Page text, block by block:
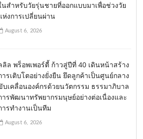
นสำหรับวัยรุ่นชายที่ออกแบบมาเพื่อช่วงวัย
ห่งการเปลี่ยนผ่าน
August 6, 2026
ลิล พร็อพเพอร์ตี้ ก้าวสู่ปีที่ 40 เดินหน้าสร้าง
ารเติบโตอย่างยั่งยืน ยึดลูกค้าเป็นศูนย์กลาง
บเคลื่อนองค์กรด้วยนวัตกรรม ธรรมาภิบาล
ารพัฒนาทรัพยากรมนุษย์อย่างต่อเนื่องและ
ารทำงานเป็นทีม
August 6, 2026